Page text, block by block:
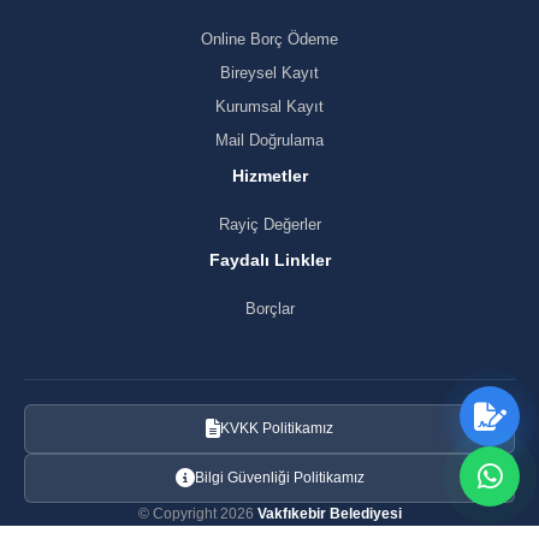
Online Borç Ödeme
Bireysel Kayıt
Kurumsal Kayıt
Mail Doğrulama
Hizmetler
Rayiç Değerler
Faydalı Linkler
Borçlar
KVKK Politikamız
Bilgi Güvenliği Politikamız
© Copyright 2026 Vakfıkebir Belediyesi